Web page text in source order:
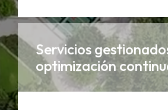
Servicios
optimización